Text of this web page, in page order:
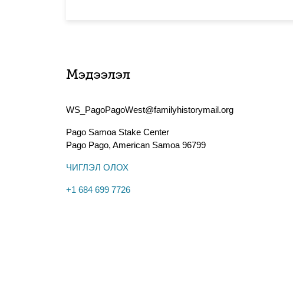
Мэдээлэл
WS_PagoPagoWest@familyhistorymail.org
Pago Samoa Stake Center
Pago Pago, American Samoa 96799
ЧИГЛЭЛ ОЛОХ
+1 684 699 7726